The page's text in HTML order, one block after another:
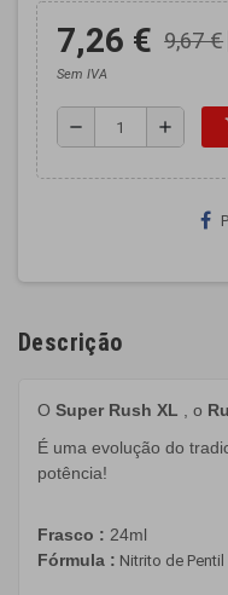
7,26 € 9,67 €
Sem IVA
remove add
Descrição
O Super Rush XL , o
É uma evolução do
potência!
Frasco : 24ml
Fórmula : Nitrito de Pentil